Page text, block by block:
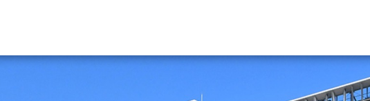
資料請求